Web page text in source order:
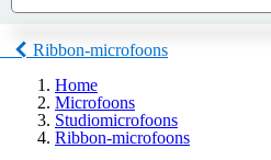
Ribbon-microfoons
Home
Microfoons
Studiomicrofoons
Ribbon-microfoons